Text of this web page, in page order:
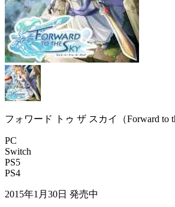
フォワード トゥ ザ スカイ（Forward to
PC
Switch
PS5
PS4
2015年1月30日 発売中